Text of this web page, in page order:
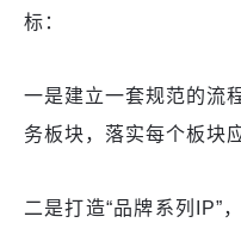
标：
一是建立一套规范的流
务板块，落实每个板块
二是打造“品牌系列IP”